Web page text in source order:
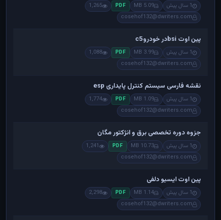
1 سال پیش 5.09 MB
PDF
1,265
cosehof132@dwriters.com
پین اوت bsiدر خودروc5
1 سال پیش 3.99 MB
PDF
1,088
cosehof132@dwriters.com
نقشه فارسی سیستم کنترل پایداری esp
1 سال پیش 1.09 MB
PDF
1,774
cosehof132@dwriters.com
جزوه دوره تخصصی برق و انژکتور مگان
1 سال پیش 10.73 MB
PDF
1,241
cosehof132@dwriters.com
پین اوت ایسیو دلفی
1 سال پیش 1.14 MB
PDF
2,298
cosehof132@dwriters.com